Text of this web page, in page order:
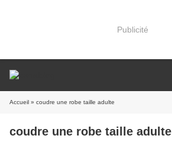
Publicité
Accueil » coudre une robe taille adulte
coudre une robe taille adulte